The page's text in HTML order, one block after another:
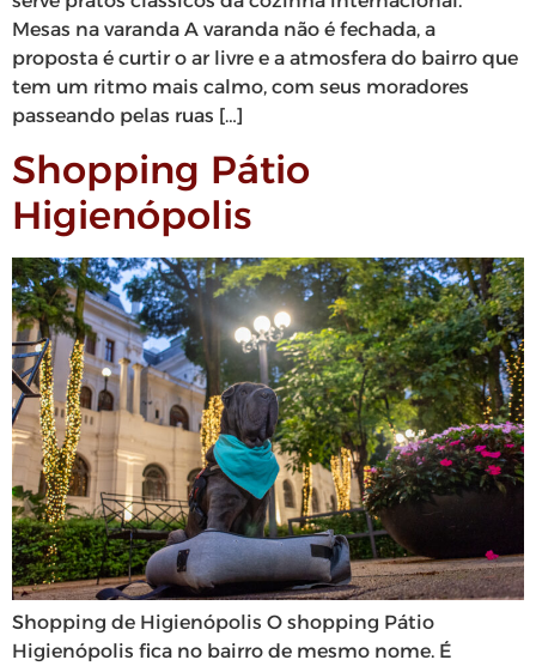
Mesas na varanda A varanda não é fechada, a
proposta é curtir o ar livre e a atmosfera do bairro que
tem um ritmo mais calmo, com seus moradores
passeando pelas ruas […]
Shopping Pátio
Higienópolis
Shopping de Higienópolis O shopping Pátio
Higienópolis fica no bairro de mesmo nome. É